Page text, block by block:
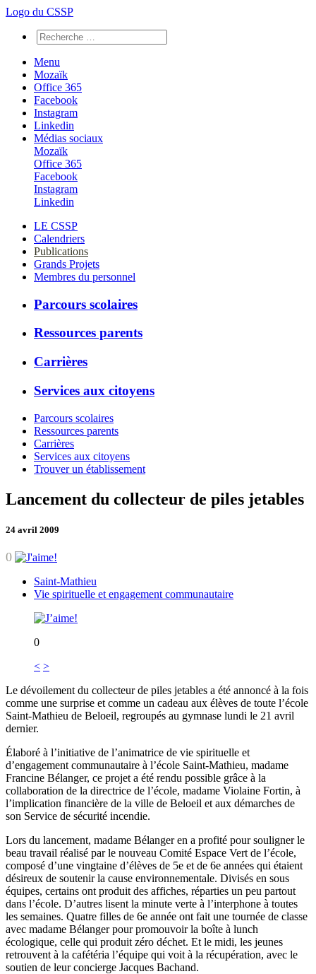
Logo du CSSP
Menu
Mozaïk
Office 365
Facebook
Instagram
Linkedin
Médias sociaux
Mozaïk
Office 365
Facebook
Instagram
Linkedin
LE CSSP
Calendriers
Publications
Grands Projets
Membres du personnel
Parcours scolaires
Ressources parents
Carrières
Services aux citoyens
Parcours scolaires
Ressources parents
Carrières
Services aux citoyens
Trouver un établissement
Lancement du collecteur de piles jetables
24 avril 2009
0
Saint-Mathieu
Vie spirituelle et engagement communautaire
0
< >
Le dévoilement du collecteur de piles jetables a été annoncé à la fois
comme une surprise et comme un cadeau aux élèves de toute l’école
Saint-Mathieu de Beloeil, regroupés au gymnase lundi le 21 avril
dernier.
Élaboré à l’initiative de l’animatrice de vie spirituelle et
d’engagement communautaire à l’école Saint-Mathieu, madame
Francine Bélanger, ce projet a été rendu possible grâce à la
collaboration de la directrice de l’école, madame Violaine Fortin, à
l’implication financière de la ville de Beloeil et aux démarches de
son Service de sécurité incendie.
Lors du lancement, madame Bélanger en a profité pour souligner le
beau travail réalisé par le nouveau Comité Espace Vert de l’école,
composé d’une vingtaine d’élèves de 5e et de 6e années qui étaient
désireux de soutenir la cause environnementale. Divisés en sous
équipes, certains ont produit des affiches, réparties un peu partout
dans l’école. D’autres lisent la minute verte à l’interphone à toutes
les semaines. Quatre filles de 6e année ont fait une tournée de classe
avec madame Bélanger pour promouvoir la boîte à lunch
écologique, celle qui produit zéro déchet. Et le midi, les jeunes
retrouvent à la cafétéria l’équipe qui voit à la récupération, avec le
soutien de leur concierge Jacques Bachand.